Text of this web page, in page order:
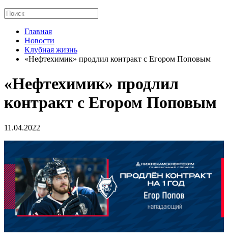
Главная
Новости
Клубная жизнь
«Нефтехимик» продлил контракт с Егором Поповым
«Нефтехимик» продлил
контракт с Егором Поповым
11.04.2022